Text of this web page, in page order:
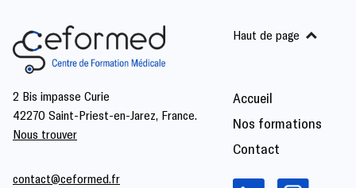
2 Bis impasse Curie
42270 Saint-Priest-en-Jarez, France.
Nous trouver
Accueil
Nos formations
Contact
Haut de page
contact@ceformed.fr